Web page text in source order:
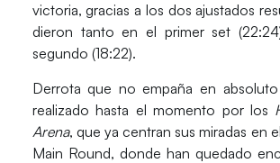
victoria, gracias a los dos ajustados
dieron tanto en el primer set
segundo (18:22).
Derrota que no empaña en
realizado hasta el momento por los
Arena, que ya centran sus miradas en
Main Round, donde han quedado